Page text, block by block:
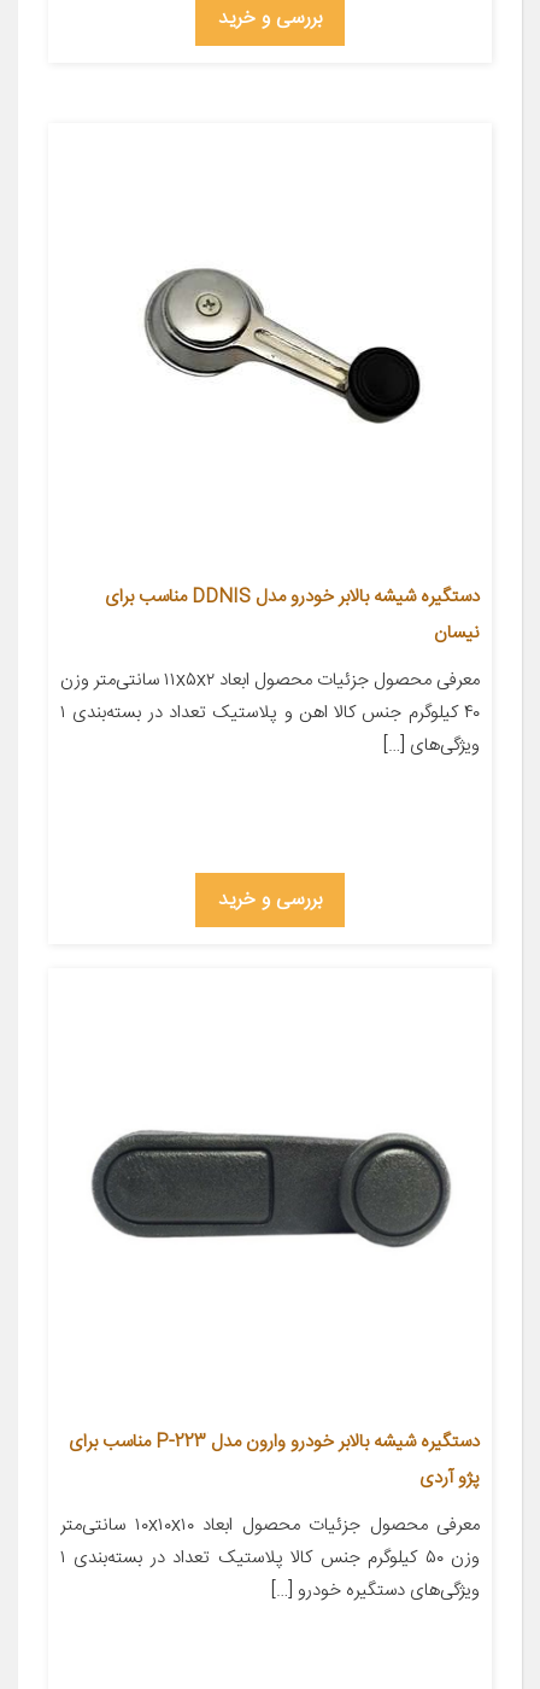
بررسی و خرید
دستگیره شیشه بالابر خودرو مدل DDNIS مناسب برای
نیسان
معرفی محصول جزئیات محصول ابعاد ۱۱x۵x۲ سانتی‌متر وزن
۴۰ کیلوگرم جنس کالا اهن و پلاستیک تعداد در بسته‌بندی ۱
ویژگی‌های […]
بررسی و خرید
دستگیره شیشه بالابر خودرو وارون مدل P-223 مناسب برای
پژو آردی
معرفی محصول جزئیات محصول ابعاد ۱۰x۱۰x۱۰ سانتی‌متر
وزن ۵۰ کیلوگرم جنس کالا پلاستیک تعداد در بسته‌بندی ۱
ویژگی‌های دستگیره خودرو […]